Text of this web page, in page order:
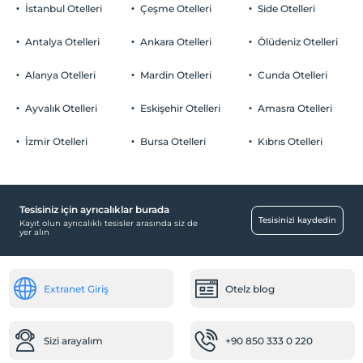
Otopark (Tesis disinda)
Restoranda bebek sandalyesi
Engelli
Cafe Türk
Odalar
Çocuklar
Her bir oda için 6 yaşına kadar 1 çocuk ücretsizdir
İstanbul Otelleri
Antalya Otelleri
Alanya Otelleri
Ayvalık Otelleri
İzmir Otelleri
Çeşme Otelleri
Ankara Otelleri
Mardin Otelleri
Eskişehir Otelleri
Bursa Otelleri
Side Otelleri
Ölüdeniz Otelleri
Cunda Otelleri
Amasra Otelleri
Kıbrıs Otelleri
Tesisiniz için ayrıcalıklar burada
Kayıt olun ayrıcalıklı tesisler arasında siz de
yer alın
Tesisinizi kaydedin
Extranet Giriş Otelz blog
Sizi arayalım +90 850 333 0 220